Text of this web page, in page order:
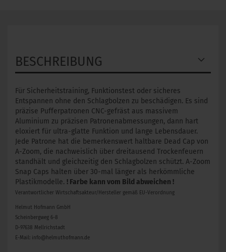
BESCHREIBUNG
Für Sicherheitstraining, Funktionstest oder sicheres
Entspannen ohne den Schlagbolzen zu beschädigen. Es sind
präzise Pufferpatronen CNC-gefräst aus massivem
Aluminium zu präzisen Patronenabmessungen, dann hart
eloxiert für ultra-glatte Funktion und lange Lebensdauer.
Jede Patrone hat die bemerkenswert haltbare Dead Cap von
A-Zoom, die nachweislich über dreitausend Trockenfeuern
standhält und gleichzeitig den Schlagbolzen schützt. A-Zoom
Snap Caps halten über 30-mal länger als herkömmliche
Plastikmodelle. ! Farbe kann vom Bild abweichen !
Verantwortlicher Wirtschaftsakteur/Hersteller gemäß EU-Verordnung
Helmut Hofmann GmbH
Scheinbergweg 6-8
D-97638 Mellrichstadt
E-Mail: info@helmuthofmann.de